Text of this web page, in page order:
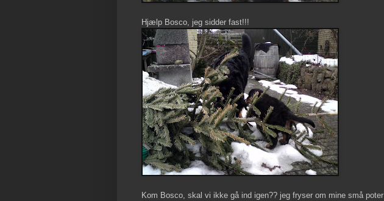
Hjælp Bosco, jeg sidder fast!!!
Kom Bosco, skal vi ikke gå ind igen?? jeg fryser om mine små poter